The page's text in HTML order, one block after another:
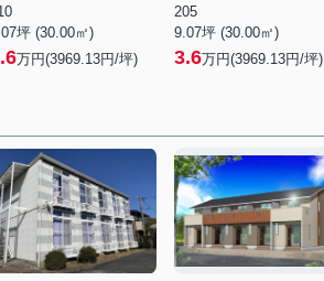
坪 (30.00㎡)
万円(3969.13円/坪)
205
9.07坪 (30.00㎡)
3.6万円(3969.13円/坪)